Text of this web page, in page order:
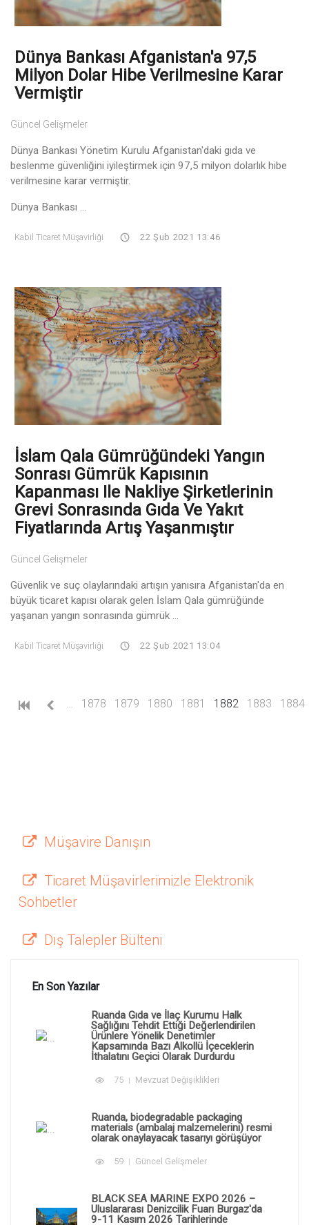
Dünya Bankası Afganistan'a 97,5
Milyon Dolar Hibe Verilmesine Karar
Vermiştir
Güncel Gelişmeler
Dünya Bankası Yönetim Kurulu Afganistan'daki gıda ve
beslenme güvenliğini iyileştirmek için 97,5 milyon dolarlık hibe
verilmesine karar vermiştir.
Dünya Bankası ...
Kabil Ticaret Müşavirliği 22 Şub 2021 13:46
İslam Qala Gümrüğündeki Yangın
Sonrası Gümrük Kapısının
Kapanması Ile Nakliye Şirketlerinin
Grevi Sonrasında Gıda Ve Yakıt
Fiyatlarında Artış Yaşanmıştır
Güncel Gelişmeler
Güvenlik ve suç olaylarındaki artışın yanısıra Afganistan'da en
büyük ticaret kapısı olarak gelen İslam Qala gümrüğünde
yaşanan yangın sonrasında gümrük ...
Kabil Ticaret Müşavirliği 22 Şub 2021 13:04
1878 1879 1880 1881 1882 (current)
1883 1884
Müşavire Danışın
Ticaret Müşavirlerimizle Elektronik
Sohbetler
Dış Talepler Bülteni
En Son Yazılar
Ruanda Gıda ve İlaç Kurumu Halk
Sağlığını Tehdit Ettiği Değerlendirilen
Ürünlere Yönelik Denetimler
Kapsamında Bazı Alkollü İçeceklerin
İthalatını Geçici Olarak Durdurdu
75 Mevzuat Değişiklikleri
Ruanda, biodegradable packaging
materials (ambalaj malzemelerini) resmi
olarak onaylayacak tasarıyı görüşüyor
59 Güncel Gelişmeler
BLACK SEA MARINE EXPO 2026 –
Uluslararası Denizcilik Fuarı Burgaz'da
9-11 Kasım 2026 Tarihlerinde